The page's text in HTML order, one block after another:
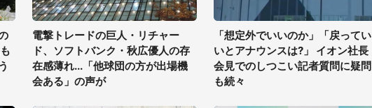
電撃トレードの巨人・リチャー
ド、ソフトバンク・秋広優人の存
在感薄れ...「他球団の方が出場機
会ある」の声が
「想定外でいいのか」「戻ってい
いとアナウンスは?」 イオン社長
会見でのしつこい記者質問に疑問
も続々